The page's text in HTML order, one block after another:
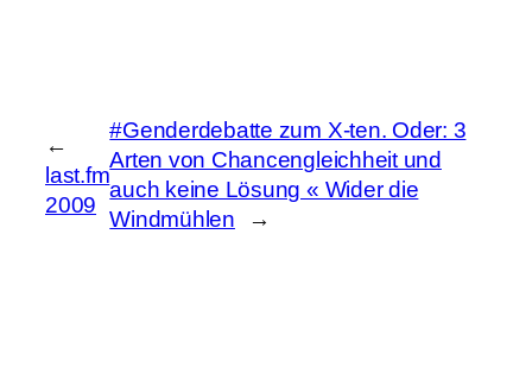
←
last.fm
2009
#Genderdebatte zum X-ten. Oder: 3
Arten von Chancengleichheit und
auch keine Lösung « Wider die
Windmühlen
→